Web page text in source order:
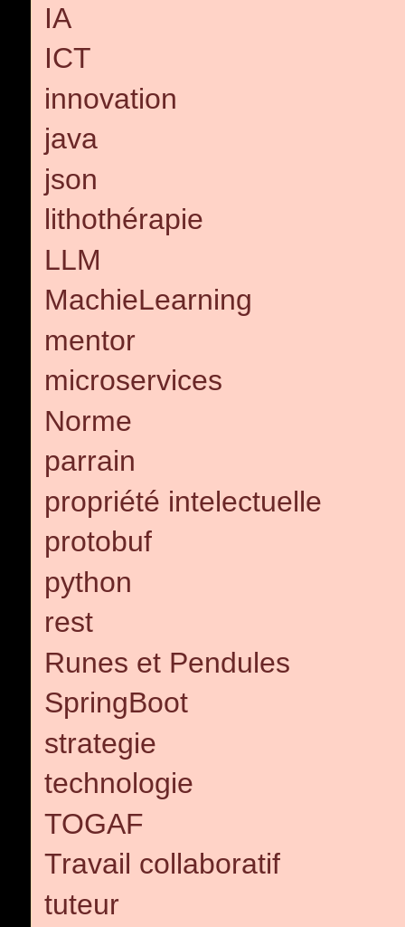
IA
ICT
innovation
java
json
lithothérapie
LLM
MachieLearning
mentor
microservices
Norme
parrain
propriété intelectuelle
protobuf
python
rest
Runes et Pendules
SpringBoot
strategie
technologie
TOGAF
Travail collaboratif
tuteur